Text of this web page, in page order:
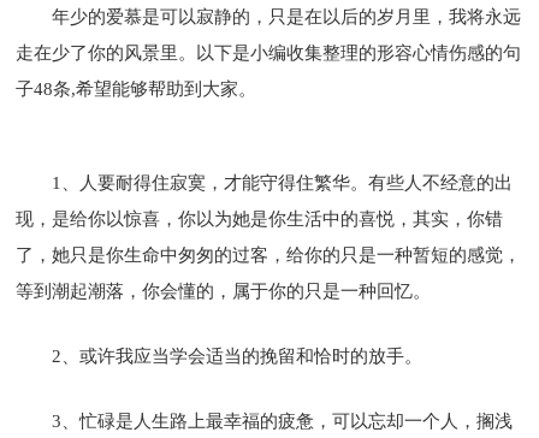
年少的爱慕是可以寂静的，只是在以后的岁月里，我将永远
走在少了你的风景里。以下是小编收集整理的形容心情伤感的句
子48条,希望能够帮助到大家。
1、人要耐得住寂寞，才能守得住繁华。有些人不经意的出
现，是给你以惊喜，你以为她是你生活中的喜悦，其实，你错
了，她只是你生命中匆匆的过客，给你的只是一种暂短的感觉，
等到潮起潮落，你会懂的，属于你的只是一种回忆。
2、或许我应当学会适当的挽留和恰时的放手。
3、忙碌是人生路上最幸福的疲惫，可以忘却一个人，搁浅